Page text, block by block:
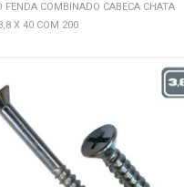
FENDA COMBINADO CABECA CHATA
X 40 COM 200